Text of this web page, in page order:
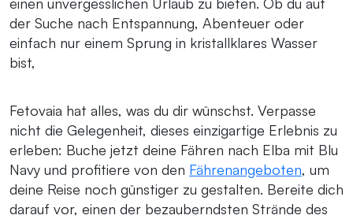
der Suche nach Entspannung, Abenteuer oder
einfach nur einem Sprung in kristallklares Wasser
bist,
Fetovaia hat alles, was du dir wünschst. Verpasse
nicht die Gelegenheit, dieses einzigartige Erlebnis zu
erleben: Buche jetzt deine Fähren nach Elba mit Blu
Navy und profitiere von den Fährenangeboten, um
deine Reise noch günstiger zu gestalten. Bereite dich
darauf vor, einen der bezauberndsten Strände des